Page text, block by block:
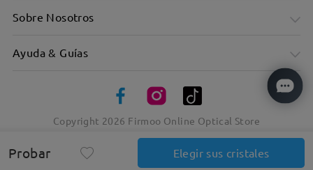
Probar Elegir sus cristales
Sobre Nosotros
Ayuda & Guías
Copyright 2026 Firmoo Online Optical Store